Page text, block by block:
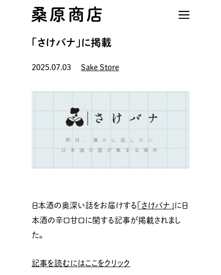
「さけバナ」に掲載
2025.07.03 Sake Store
日本酒の奥深い話をお届けする 「さけバナ」に日
本酒の辛口甘口に関する記事が掲載されまし
た。
記事を読むにはここをクリック